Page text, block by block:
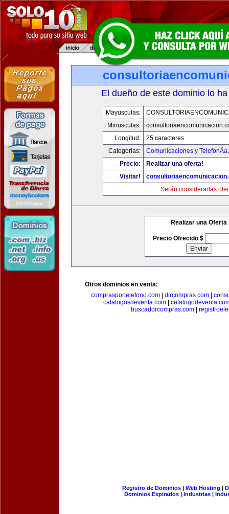
El dueño de este dominio lo
Mayusculas:
Minusculas:
Longitud:
25 caracteres
Categorias:
Comunicaciones y TelefonÃ­a
Precio:
Realizar una oferta!
Visitar!
Serán consideradas
Realizar una Oferta
Precio Ofrecido $
Otros dominios en venta:
comprasportelefono.com
dircompras.com
catalogosdeventa.com
buscadorcompras.com
Registro de Dominios| Web Hosting |
Dominios Expirados | Industrias |